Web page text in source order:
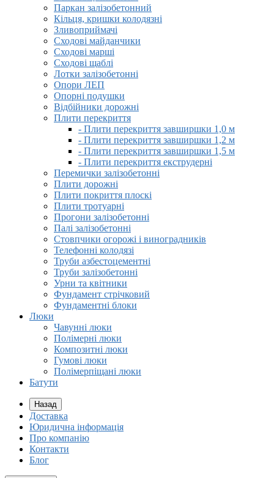
Паркан залізобетонний
Кільця, кришки колодязні
Зливоприймачі
Сходові майданчики
Сходові марші
Сходові щаблі
Лотки залізобетонні
Опори ЛЕП
Опорні подушки
Відбійники дорожні
Плити перекриття
- Плити перекриття завширшки 1,0 м
- Плити перекриття завширшки 1,2 м
- Плити перекриття завширшки 1,5 м
- Плити перекриття екструдерні
Перемички залізобетонні
Плити дорожні
Плити покриття плоскі
Плити тротуарні
Прогони залізобетонні
Палі залізобетонні
Стовпчики огорожі і виноградників
Телефонні колодязі
Труби азбестоцементні
Труби залізобетонні
Урни та квітники
Фундамент стрічковий
Фундаментні блоки
Люки
Чавунні люки
Полімерні люки
Композитні люки
Гумові люки
Полімерпіщані люки
Батути
Назад
Доставка
Юридична інформація
Про компанію
Контакти
Блог